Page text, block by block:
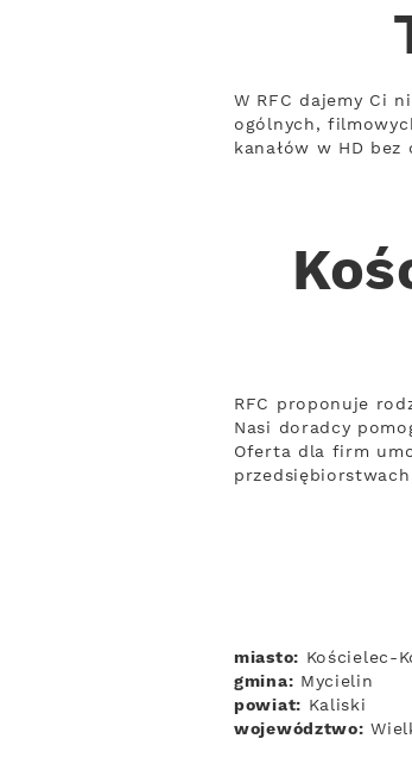
W RFC dajemy Ci
ogólnych,
kanałów w HD
RFC proponuje
Nasi doradcy
Oferta dla firm
miasto: Kościelec-
gmina: Mycielin
powiat: Kaliski
województwo: